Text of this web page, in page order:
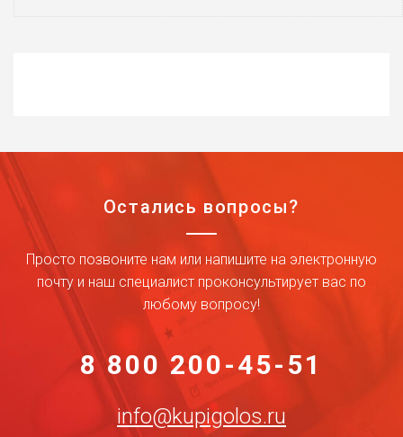
Остались вопросы?
Просто позвоните нам или напишите на электронную
почту и наш специалист проконсультирует вас по
любому вопросу!
8 800 200-45-51
info@kupigolos.ru